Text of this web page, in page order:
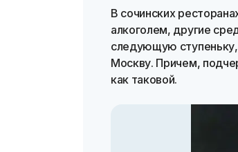
В сочинских
алкоголем, другие
следующую
Москву. Причем,
как таковой.